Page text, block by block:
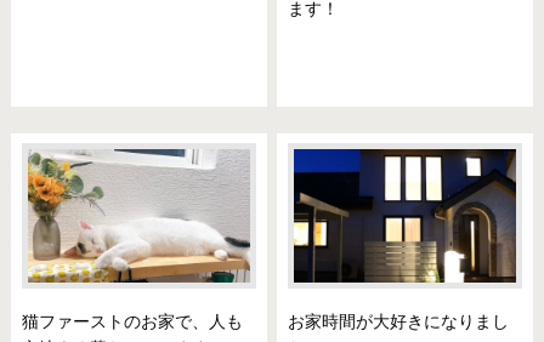
ます！
猫ファーストのお家で、人も
お家時間が大好きになりまし